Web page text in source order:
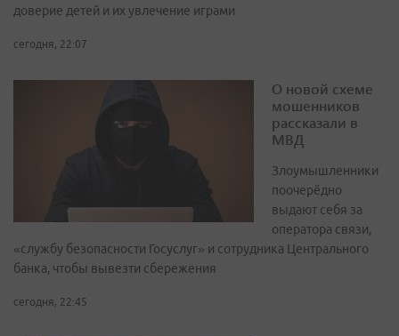
доверие детей и их увлечение играми
сегодня, 22:07
О новой схеме
мошенников
рассказали в
МВД
Злоумышленники
поочерёдно
выдают себя за
оператора связи,
«службу безопасности Госуслуг» и сотрудника Центрального
банка, чтобы вывезти сбережения
сегодня, 22:45